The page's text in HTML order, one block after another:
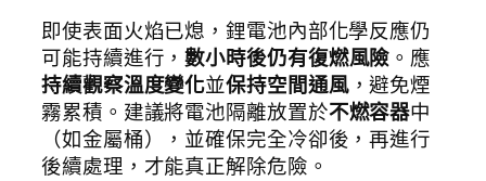
即使表面火焰已熄，鋰電池內部化學反應仍
可能持續進行，數小時後仍有復燃風險 。應
持續觀察溫度變化並保持空間通風，避免煙
霧累積。建議將電池隔離放置於不燃容器中
（如金屬桶），並確保完全冷卻後，再進行
後續處理，才能真正解除危險。